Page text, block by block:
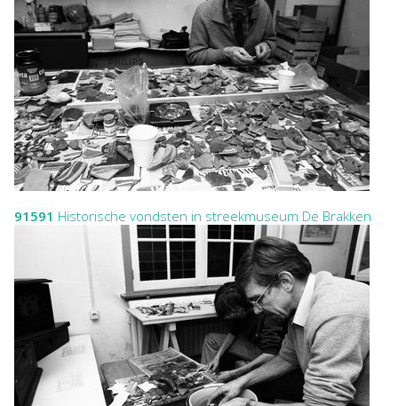
91591 Historische vondsten in streekmuseum De Brakken